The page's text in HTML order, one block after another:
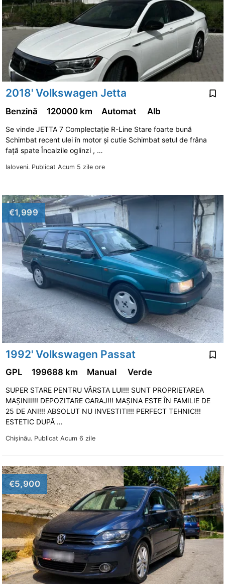
2018' Volkswagen Jetta
Ialoveni. Publicat Acum 5 zile ore
Benzină 120000 km Automat Alb
Se vinde JETTA 7 Complectație R-Line Stare foarte bună
Schimbat recent ulei în motor și cutie Schimbat setul de frâna
față spate Încalzile oglinzi , …
€1,999
1992' Volkswagen Passat
Chişinău. Publicat Acum 6 zile
GPL 199688 km Manual Verde
SUPER STARE PENTRU VÂRSTA LUI!!! SUNT PROPRIETAREA
MAȘINII!!! DEPOZITARE GARAJ!!! MAȘINA ESTE ÎN FAMILIE DE
25 DE ANI!!! ABSOLUT NU INVESTITI!!! PERFECT TEHNIC!!!
ESTETIC DUPĂ …
€5,900